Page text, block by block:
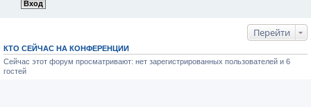
Перейти
КТО СЕЙЧАС НА КОНФЕРЕНЦИИ
Сейчас этот форум просматривают: нет зарегистрированных пользователей и 6
гостей